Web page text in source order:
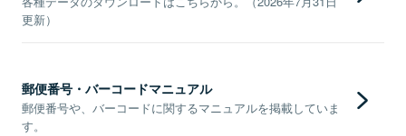
更新）
郵便番号・バーコードマニュアル
郵便番号や、バーコードに関するマニュアルを掲載していま
す。